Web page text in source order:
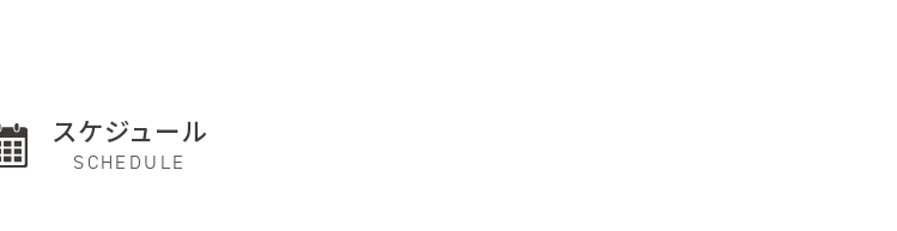
スケジュール
SCHEDULE